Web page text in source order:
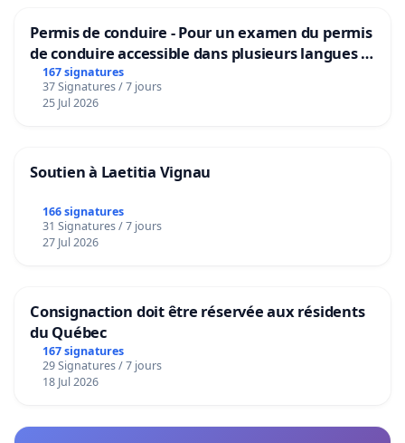
Permis de conduire - Pour un examen du permis
de conduire accessible dans plusieurs langues à
Bruxelles
167 signatures
37 Signatures / 7 jours
25 Jul 2026
Soutien à Laetitia Vignau
166 signatures
31 Signatures / 7 jours
27 Jul 2026
Consignaction doit être réservée aux résidents
du Québec
167 signatures
29 Signatures / 7 jours
18 Jul 2026